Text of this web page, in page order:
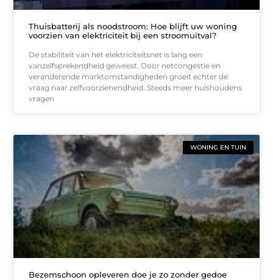
Thuisbatterij als noodstroom: Hoe blijft uw woning
voorzien van elektriciteit bij een stroomuitval?
De stabiliteit van het elektriciteitsnet is lang een
vanzelfsprekendheid geweest. Door netcongestie en
veranderende marktomstandigheden groeit echter de
vraag naar zelfvoorzienendheid. Steeds meer huishoudens
vragen
WONING EN TUIN
Bezemschoon opleveren doe je zo zonder gedoe